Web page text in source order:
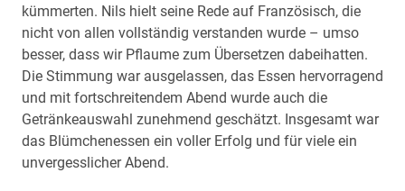
kümmerten. Nils hielt seine Rede auf Französisch, die
nicht von allen vollständig verstanden wurde – umso
besser, dass wir Pflaume zum Übersetzen dabeihatten.
Die Stimmung war ausgelassen, das Essen hervorragend
und mit fortschreitendem Abend wurde auch die
Getränkeauswahl zunehmend geschätzt. Insgesamt war
das Blümchenessen ein voller Erfolg und für viele ein
unvergesslicher Abend.